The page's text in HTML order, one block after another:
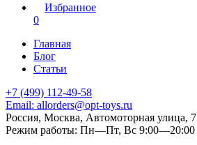
Избранное
0
Главная
Блог
Статьи
+7 (499) 112-49-58
Email: allorders@opt-toys.ru
Россия, Москва, Автомоторная улица, 7
Режим работы: Пн—Пт, Вс 9:00—20:00